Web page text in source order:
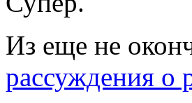
Из еще не
рассуждения о